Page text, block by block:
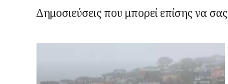
Δημοσιεύσεις που μπορεί επίσης να